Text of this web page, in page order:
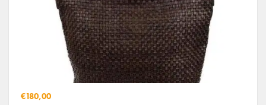
€180,00